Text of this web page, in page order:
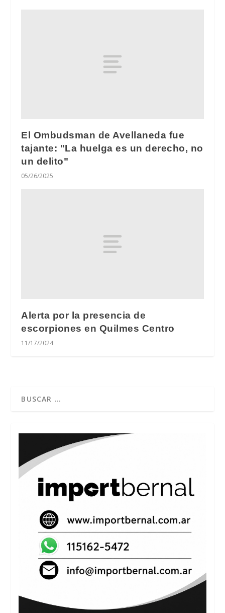
El Ombudsman de Avellaneda fue
tajante: "La huelga es un derecho, no
un delito"
05/26/2025
Alerta por la presencia de
escorpiones en Quilmes Centro
11/17/2024